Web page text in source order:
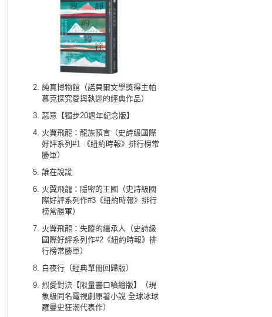
純真博物館（諾貝爾文學獎得主帕
慕克探究愛與執迷的經典作品）
惡意【獨步20週年紀念版】
火翼飛龍：龍族預言（史詩級國際
好評系列#1 《紐約時報》排行榜常
勝軍）
誰在說謊
火翼飛龍：隱密的王國（史詩級國
際好評系列作#3《紐約時報》排行
榜常勝軍）
火翼飛龍：失蹤的繼承人（史詩級
國際好評系列作#2《紐約時報》排
行榜常勝軍）
白夜行（經典單冊回歸版）
烈愛對決【限量書口噴繪版】（現
象級同名電視劇原著小說 全球冰球
羅曼史狂潮代表作）